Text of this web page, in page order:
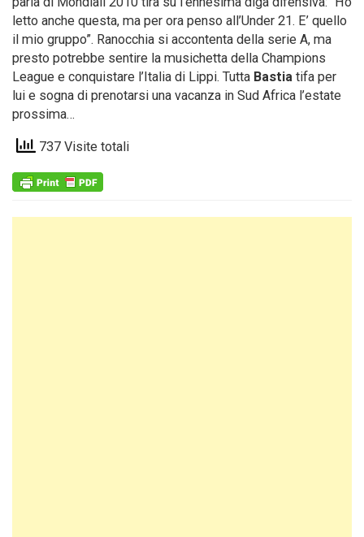
letto anche questa, ma per ora penso all’Under 21. E’ quello
il mio gruppo”. Ranocchia si accontenta della serie A, ma
presto potrebbe sentire la musichetta della Champions
League e conquistare l’Italia di Lippi. Tutta Bastia tifa per
lui e sogna di prenotarsi una vacanza in Sud Africa l’estate
prossima…
737 Visite totali